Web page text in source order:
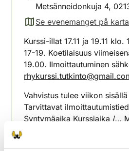
Metsänneidonkuja 4,
Se evenemanget på
(avautuu uuteen välilehteen)
Kurssi-illat 17.11 ja 19.11 klo.
17-19. Koetilaisuus
19.00. Ilmoittautuminen
Vahvistus tulee viikon
Tarvittavat
Syntymäaika Kurssiaika /…
kurssipaikalla kortilla.
tutkintomaksu 20 €,